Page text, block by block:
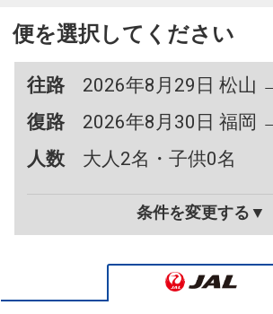
便を選択してください
往路
2026年8月29日 松山
復路
2026年8月30日 福岡
人数
大人2名・子供0名
条件を変更する▼